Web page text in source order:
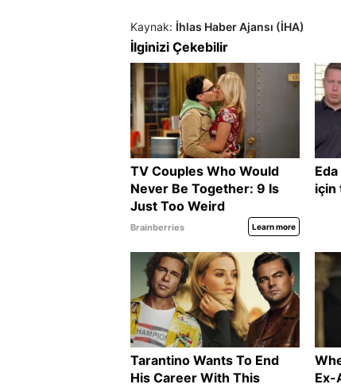
Kaynak: İhlas Haber Ajansı (İHA)